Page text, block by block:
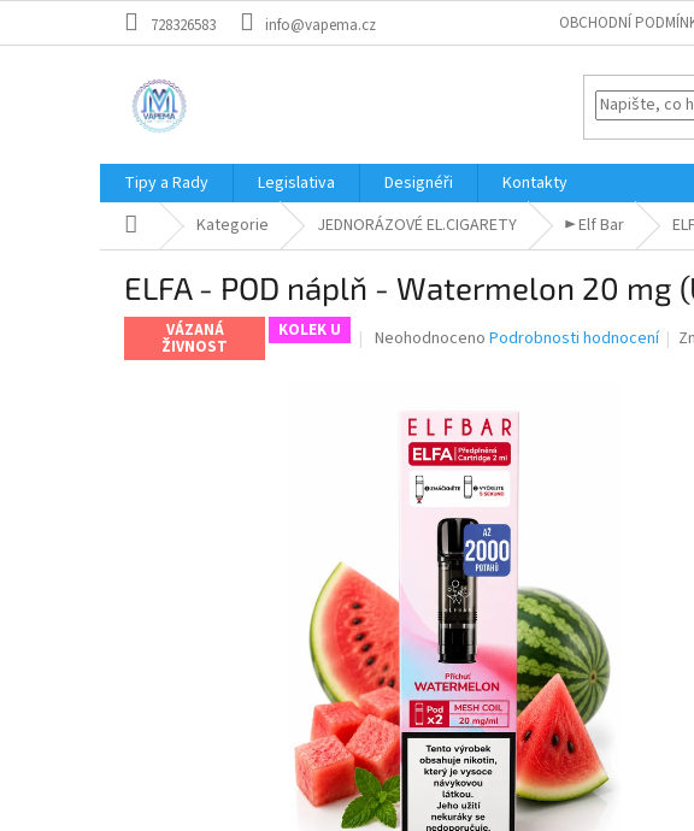
728326583 info@vapema.cz OBCHODNÍ
Tipy a Rady Legislativa Designéři
Kontakty
Domů Kategorie JEDNORÁZOVÉ EL.CIGARETY ► Elf Bar
ELFA - POD náplň - Watermelon 20 mg
VÁZANÁ
ŽIVNOST
KOLEK U
Průměrné
hvězdiček.
Neohodnoceno Podrobnosti hodnocení